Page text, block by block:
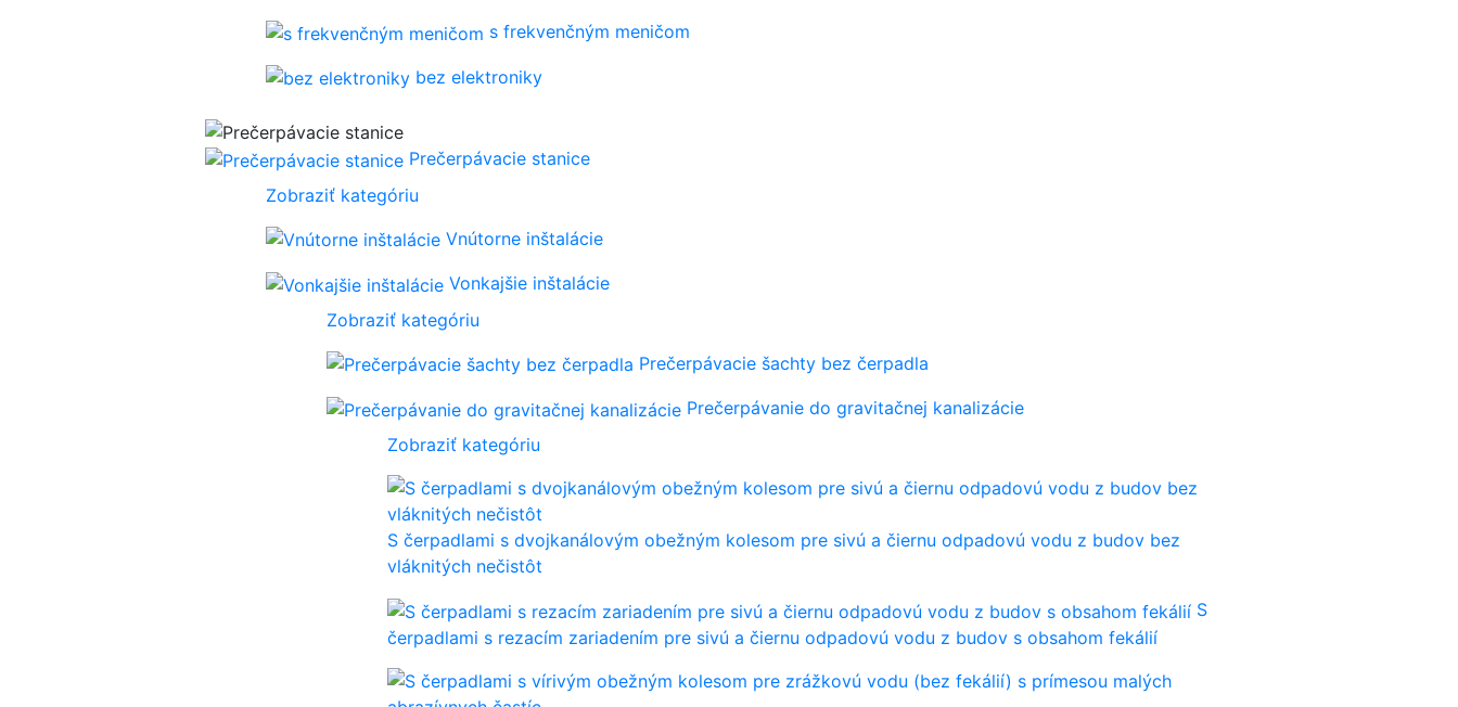
s frekvenčným meničom
bez elektroniky
Prečerpávacie stanice
Zobraziť kategóriu
Vnútorne inštalácie
Vonkajšie inštalácie
Zobraziť kategóriu
Prečerpávacie šachty bez čerpadla
Prečerpávanie do gravitačnej kanalizácie
Zobraziť kategóriu
S čerpadlami s dvojkanálovým obežným kolesom pre sivú a čiernu odpadovú vodu z budov bez
vláknitých nečistôt
S
čerpadlami s rezacím zariadením pre sivú a čiernu odpadovú vodu z budov s obsahom fekálií